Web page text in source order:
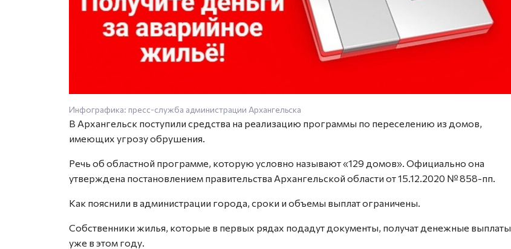
Инфографика: пресс-служба администрации Архангельска
В Архангельск поступили средства на реализацию программы по переселению из домов,
имеющих угрозу обрушения.
Речь об областной программе, которую условно называют «129 домов». Официально она
утверждена постановлением правительства Архангельской области от 15.12.2020 № 858-пп.
Как пояснили в администрации города, сроки и объемы выплат ограничены.
Собственники жилья, которые в первых рядах подадут документы, получат денежные выплаты
уже в этом году.